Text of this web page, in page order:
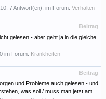
, 7 Antwort(en), im Forum: Verhalten
Beitrag
gelesen - aber geht ja in die gleiche
im Forum: Krankheiten
Beitrag
und Probleme auch gelesen - und
was soll / muss man jetzt am...